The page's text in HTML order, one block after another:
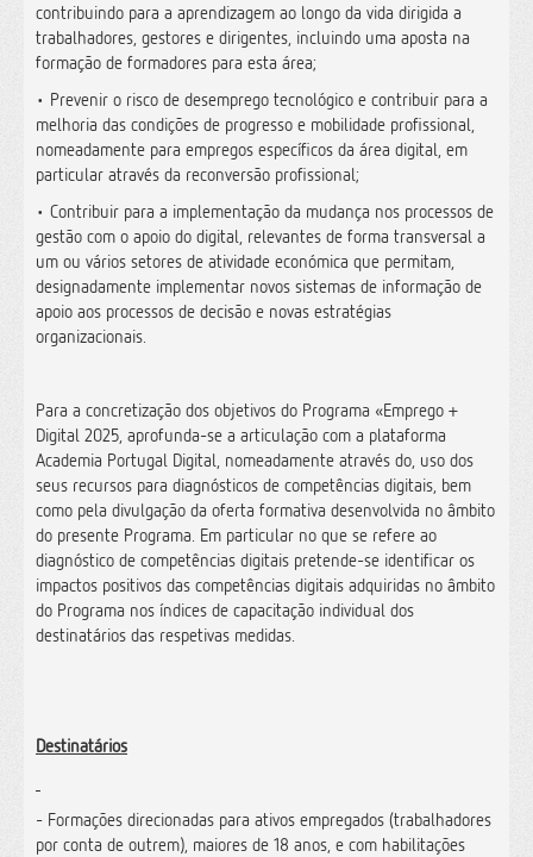
contribuindo para a aprendizagem ao longo da vida dirigida a
trabalhadores, gestores e dirigentes, incluindo uma aposta na
formação de formadores para esta área;
• Prevenir o risco de desemprego tecnológico e contribuir para a
melhoria das condições de progresso e mobilidade profissional,
nomeadamente para empregos específicos da área digital, em
particular através da reconversão profissional;
• Contribuir para a implementação da mudança nos processos de
gestão com o apoio do digital, relevantes de forma transversal a
um ou vários setores de atividade económica que permitam,
designadamente implementar novos sistemas de informação de
apoio aos processos de decisão e novas estratégias
organizacionais.
Para a concretização dos objetivos do Programa «Emprego +
Digital 2025, aprofunda-se a articulação com a plataforma
Academia Portugal Digital, nomeadamente através do, uso dos
seus recursos para diagnósticos de competências digitais, bem
como pela divulgação da oferta formativa desenvolvida no âmbito
do presente Programa. Em particular no que se refere ao
diagnóstico de competências digitais pretende-se identificar os
impactos positivos das competências digitais adquiridas no âmbito
do Programa nos índices de capacitação individual dos
destinatários das respetivas medidas.
Destinatários
- Formações direcionadas para ativos empregados (trabalhadores
por conta de outrem), maiores de 18 anos, e com habilitações